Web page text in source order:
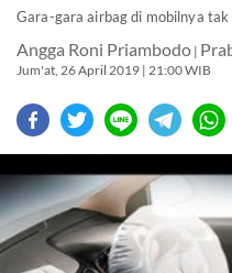
Gara-gara airbag di mobilnya
Angga Roni Priambodo |
Jum'at, 26 April 2019 | 21:00 WIB